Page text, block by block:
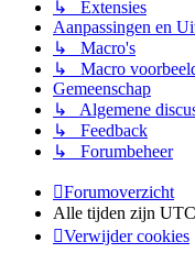
↳ Extensies
Aanpassingen en
↳ Macro's
↳ Macro
Gemeenschap
↳ Algemene
↳ Feedback
↳ Forumbeheer
Forumoverzicht
Alle tijden zijn
Verwijder cookies